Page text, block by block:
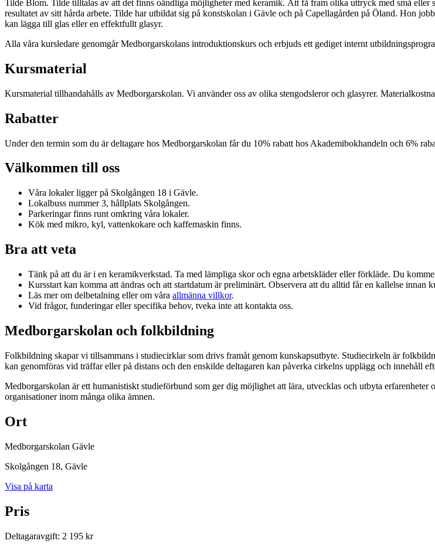
Tilde Blom. Tilde tilltalas av att det finns oändliga möjligheter med keramik. Att få fram olika uttryck med små eller
resultatet av sitt hårda arbete. Tilde har utbildat sig på konstskolan i Gävle och på Capellagården på Öland. Hon
kan lägga till glas eller en effektfullt glasyr.
Alla våra kursledare genomgår Medborgarskolans introduktionskurs och erbjuds ett gediget internt
Kursmaterial
Kursmaterial tillhandahålls av Medborgarskolan. Vi använder oss av olika stengodsleror och glasyrer.
Rabatter
Under den termin som du är deltagare hos Medborgarskolan får du 10% rabatt hos Akademibokhandeln och 6%
Välkommen till oss
Våra lokaler ligger på Skolgången 18 i Gävle.
Lokalbuss nummer 3, hållplats Skolgången.
Parkeringar finns runt omkring våra lokaler.
Kök med mikro, kyl, vattenkokare och kaffemaskin finns.
Bra att veta
Tänk på att du är i en keramikverkstad. Ta med lämpliga skor och egna arbetskläder eller förkläde. Du
Kursstart kan komma att ändras och att startdatum är preliminärt. Observera att du alltid får en kallelse innan
Läs mer om delbetalning eller om våra allmänna villkor.
Vid frågor, funderingar eller specifika behov, tveka inte att kontakta oss.
Medborgarskolan och folkbildning
Folkbildning skapar vi tillsammans i studiecirklar som drivs framåt genom kunskapsutbyte. Studiecirkeln är
kan genomföras vid träffar eller på distans och den enskilde deltagaren kan påverka cirkelns upplägg och innehåll
Medborgarskolan är ett humanistiskt studieförbund som ger dig möjlighet att lära, utvecklas och utbyta
organisationer inom många olika ämnen.
Ort
Medborgarskolan Gävle
Skolgången 18, Gävle
Visa på karta
Pris
Deltagaravgift: 2 195 kr